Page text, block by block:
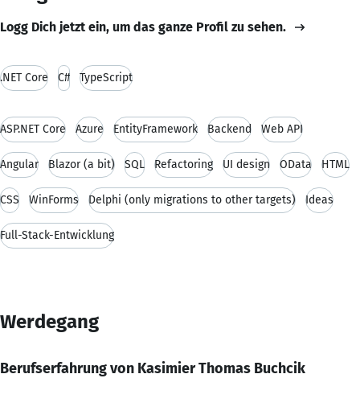
Logg Dich jetzt ein, um das ganze Profil zu sehen.
.NET Core C# TypeScript
ASP.NET Core Azure EntityFramework Backend Web API
Angular Blazor (a bit) SQL Refactoring UI design OData HTML
CSS WinForms Delphi (only migrations to other targets) Ideas
Full-Stack-Entwicklung
Werdegang
Berufserfahrung von Kasimier Thomas Buchcik